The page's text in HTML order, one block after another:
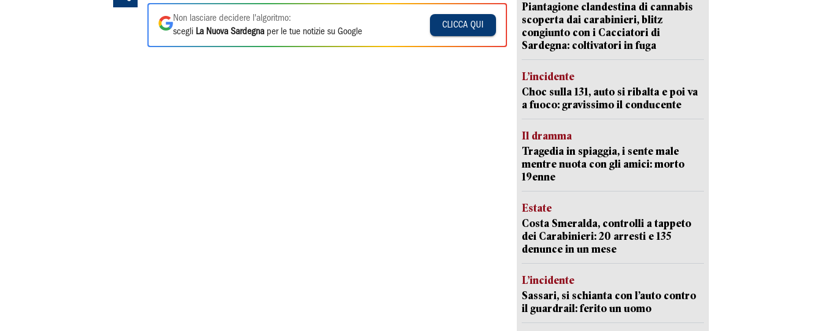
Non lasciare decidere l'algoritmo:
scegli La Nuova Sardegna per le tue notizie su Google
CLICCA QUI
Piantagione clandestina di cannabis
scoperta dai carabinieri, blitz
congiunto con i Cacciatori di
Sardegna: coltivatori in fuga
L’incidente
Choc sulla 131, auto si ribalta e poi va
a fuoco: gravissimo il conducente
Il dramma
Tragedia in spiaggia, i sente male
mentre nuota con gli amici: morto
19enne
Estate
Costa Smeralda, controlli a tappeto
dei Carabinieri: 20 arresti e 135
denunce in un mese
L’incidente
Sassari, si schianta con l’auto contro
il guardrail: ferito un uomo